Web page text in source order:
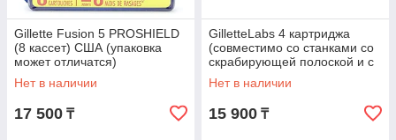
Gillette Fusion 5 PROSHIELD
(8 кассет) США (упаковка
может отличатся)
Нет в наличии
17 500 ₸
GilletteLabs 4 картриджа
(совместимо со станками со
скрабирующей полоской и с
функцией подогрева) США
Нет в наличии
15 900 ₸